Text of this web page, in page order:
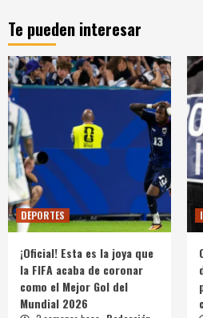
Te pueden interesar
DEPORTES
¡Oficial! Esta es la joya que
la FIFA acaba de coronar
como el Mejor Gol del
Mundial 2026